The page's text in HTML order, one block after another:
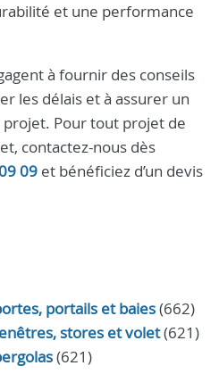
et une performance
à fournir des conseils
les délais et à assurer un
Pour tout projet de
contactez-nous dès
09 et bénéficiez d’un devis
portails et baies(662)
stores et volet(621)
(621)